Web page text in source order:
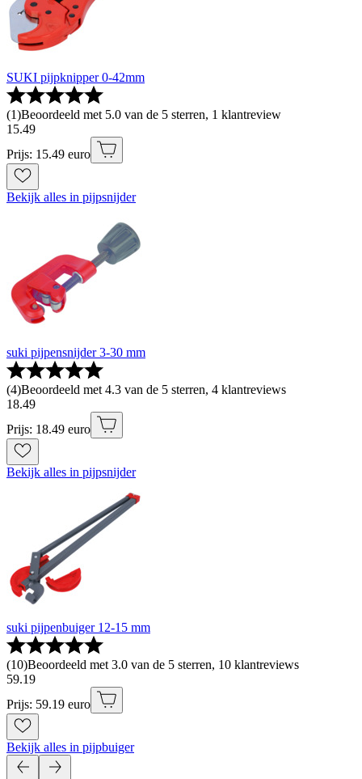
SUKI pijpknipper 0-42mm
(1)Beoordeeld met 5.0 van de 5 sterren, 1 klantreview
15.49
Prijs: 15.49 euro
Bekijk alles in pijpsnijder
suki pijpensnijder 3-30 mm
(4)Beoordeeld met 4.3 van de 5 sterren, 4 klantreviews
18.49
Prijs: 18.49 euro
Bekijk alles in pijpsnijder
suki pijpenbuiger 12-15 mm
(10)Beoordeeld met 3.0 van de 5 sterren, 10 klantreviews
59.19
Prijs: 59.19 euro
Bekijk alles in pijpbuiger